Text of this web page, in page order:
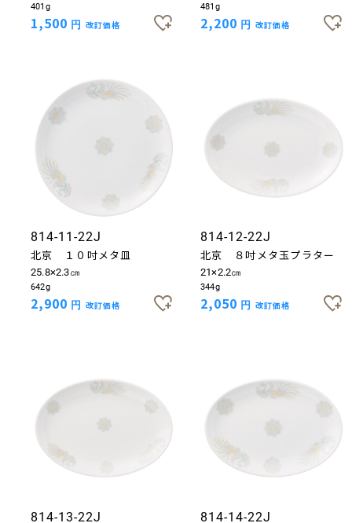
401g
1,500 円 改訂価格
481g
2,200 円 改訂価格
814-11-22J
北京 １０吋メタ皿
25.8×2.3㎝
642g
2,900 円 改訂価格
814-12-22J
北京 ８吋メタ玉プラター
21×2.2㎝
344g
2,050 円 改訂価格
814-13-22J 814-14-22J